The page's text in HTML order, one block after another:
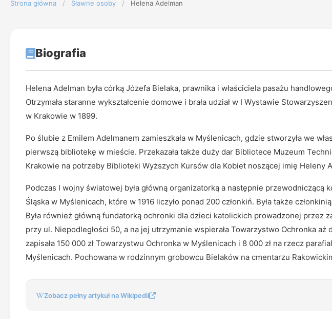
Strona główna / Sławne osoby / Helena Adelman
Biografia
Helena Adelman była córką Józefa Bielaka, prawnika i właściciela pasażu
Otrzymała staranne wykształcenie domowe i brała udział w I Wystawie
w Krakowie w 1899.
Po ślubie z Emilem Adelmanem zamieszkała w Myślenicach, gdzie stworzyła we
pierwszą bibliotekę w mieście. Przekazała także duży dar Bibliotece Muzeum
Krakowie na potrzeby Biblioteki Wyższych Kursów dla Kobiet noszącej imię Heleny
Podczas I wojny światowej była główną organizatorką a następnie przewodniczącą
Śląska w Myślenicach, które w 1916 liczyło ponad 200 członkiń. Była także
Była również główną fundatorką ochronki dla dzieci katolickich prowadzonej przez
przy ul. Niepodległości 50, a na jej utrzymanie wspierała Towarzystwo Ochronka aż
zapisała 150 000 zł Towarzystwu Ochronka w Myślenicach i 8 000 zł na rzecz
Myślenicach. Pochowana w rodzinnym grobowcu Bielaków na cmentarzu
Zobacz pełny artykuł na Wikipedii